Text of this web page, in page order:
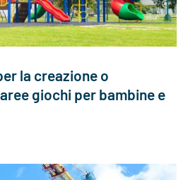
la creazione o
giochi per bambine e